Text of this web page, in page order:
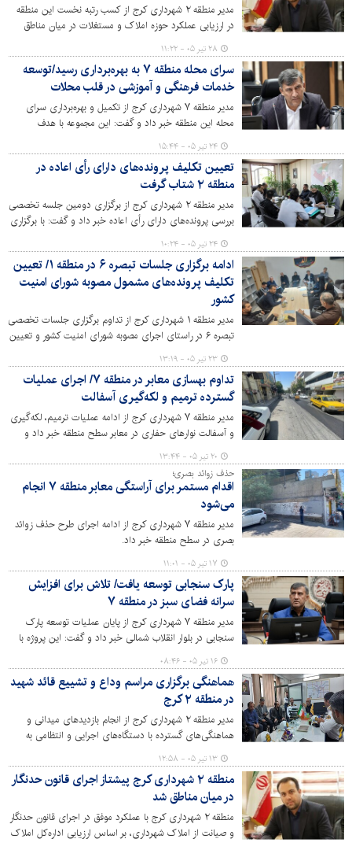
مدیر منطقه ۲ شهرداری کرج از کسب رتبه نخست این منطقه
در ارزیابی عملکرد حوزه املاک و مستغلات در میان مناطق
دهگانه شهرداری کرج در سال ۱۴۰۴ خبر داد.
۲۸ تیر ۰۵ - ۱۱:۲۲
سرای محله منطقه ۷ به بهره‌برداری رسید/توسعه
خدمات فرهنگی و آموزشی در قلب محلات
مدیر منطقه ۷ شهرداری کرج از تکمیل و بهره‌برداری سرای
محله این منطقه خبر داد و گفت: این مجموعه با هدف
گسترش فعالیت‌های فرهنگی، آموزشی و اجتماعی و افزایش
دسترسی شهروندان به خدمات محله‌محور، آماده ارائه خدمات
به شهروندان است.
۲۴ تیر ۰۵ - ۱۵:۴۴
تعیین تکلیف پرونده‌های دارای رأی اعاده در
منطقه ۲ شتاب گرفت
مدیر منطقه ۲ شهرداری کرج از برگزاری دومین جلسه تخصصی
بررسی پرونده‌های دارای رأی اعاده خبر داد و گفت: با برگزاری
مستمر این جلسات، روند رسیدگی به پرونده‌ها با دقت، سرعت
و در چارچوب ضوابط قانونی دنبال می‌شود.
۲۴ تیر ۰۵ - ۱۰:۲۴
ادامه برگزاری جلسات تبصره ۶ در منطقه ۱/ تعیین
تکلیف پرونده‌های مشمول مصوبه شورای امنیت
کشور
مدیر منطقه ۱ شهرداری کرج از تداوم برگزاری جلسات تخصصی
تبصره ۶ در راستای اجرای مصوبه شورای امنیت کشور و تعیین
داد.
۲۳ تیر ۰۵ - ۱۳:۱۹
تداوم بهسازی معابر در منطقه ۷/ اجرای عملیات
گسترده ترمیم و لکه‌گیری آسفالت
مدیر منطقه ۷ شهرداری کرج از ادامه عملیات ترمیم، لکه‌گیری
و آسفالت نوارهای حفاری در معابر سطح منطقه خبر داد و
گفت: این اقدامات با هدف ارتقای کیفیت معابر، افزایش
ایمنی تردد و بهبود سیمای شهری به‌صورت مستمر در حال
اجراست.
۲۰ تیر ۰۵ - ۱۳:۴۴
حذف زوائد بصری؛
اقدام مستمر برای آراستگی معابر منطقه ۷ انجام
می‌شود
مدیر منطقه ۷ شهرداری کرج از ادامه اجرای طرح حذف زوائد
بصری در سطح منطقه خبر داد.
۱۷ تیر ۰۵ - ۱۱:۰۱
پارک سنجابی توسعه یافت/ تلاش برای افزایش
سرانه فضای سبز در منطقه ۷
مدیر منطقه ۷ شهرداری کرج از پایان عملیات توسعه پارک
سنجابی در بلوار انقلاب شمالی خبر داد و گفت: این پروژه با
هدف ارتقای سرانه فضای سبز، توسعه امکانات رفاهی و ایجاد
محیطی مناسب برای حضور خانواده‌ها به بهره‌برداری رسیده
است.
۱۶ تیر ۰۵ - ۰۸:۴۶
هماهنگی برگزاری مراسم وداع و تشییع قائد شهید
در منطقه ۲ کرج
مدیر منطقه ۲ شهرداری کرج از انجام بازدیدهای میدانی و
هماهنگی‌های گسترده با دستگاه‌های اجرایی و انتظامی به
منظور فراهم‌سازی بستر مناسب برای برگزاری باشکوه مراسم
بزرگداشت، وداع، تشییع و تدفین قائد شهید والامقام انقلاب
اسلامی در این منطقه خبر داد.
۱۳ تیر ۰۵ - ۱۲:۵۸
منطقه ۲ شهرداری کرج پیشتاز اجرای قانون حدنگار
در میان مناطق شد
منطقه ۲ شهرداری کرج با عملکرد موفق در اجرای قانون حدنگار
و صیانت از املاک شهرداری، بر اساس ارزیابی اداره‌کل املاک